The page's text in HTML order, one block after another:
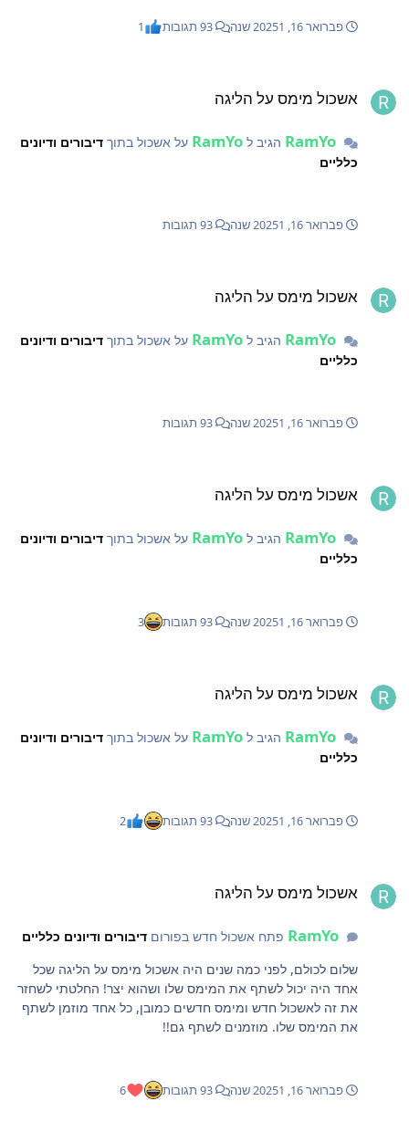
פברואר 16, 2025 1 שנה 1
אשכול מימס על הליגה
RamYo הגיב ל RamYo על אשכול בתוך דיבורים ודיונים
כלליים
פברואר 16, 2025 1 שנה
אשכול מימס על הליגה
RamYo הגיב ל RamYo על אשכול בתוך דיבורים ודיונים
כלליים
פברואר 16, 2025 1 שנה
אשכול מימס על הליגה
RamYo הגיב ל RamYo על אשכול בתוך דיבורים ודיונים
כלליים
פברואר 16, 2025 1 שנה 3
אשכול מימס על הליגה
RamYo הגיב ל RamYo על אשכול בתוך דיבורים ודיונים
כלליים
פברואר 16, 2025 1 שנה 2
אשכול מימס על הליגה
RamYo פתח אשכול חדש בפורום דיבורים ודיונים כלליים
שלום לכולם, לפני כמה שנים היה אשכול מימס על הליגה שכל
אחד היה יכול לשתף את המימס שלו ושהוא יצר! החלטתי לשחזר
את זה לאשכול חדש ומימס חדשים כמובן, כל אחד מוזמן לשתף
את המימס שלו. מוזמנים לשתף גם!!
פברואר 16, 2025 1 שנה 6